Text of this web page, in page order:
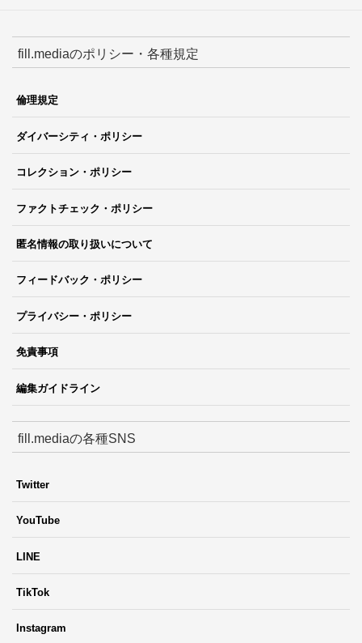
fill.mediaのポリシー・各種規定
倫理規定
ダイバーシティ・ポリシー
コレクション・ポリシー
ファクトチェック・ポリシー
匿名情報の取り扱いについて
フィードバック・ポリシー
プライバシー・ポリシー
免責事項
編集ガイドライン
fill.mediaの各種SNS
Twitter
YouTube
LINE
TikTok
Instagram